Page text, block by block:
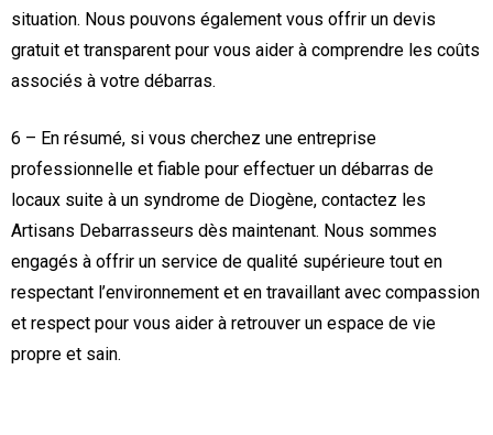
situation. Nous pouvons également vous offrir un devis
gratuit et transparent pour vous aider à comprendre les coûts
associés à votre débarras.
6 – En résumé, si vous cherchez une entreprise
professionnelle et fiable pour effectuer un débarras de
locaux suite à un syndrome de Diogène, contactez les
Artisans Debarrasseurs dès maintenant. Nous sommes
engagés à offrir un service de qualité supérieure tout en
respectant l’environnement et en travaillant avec compassion
et respect pour vous aider à retrouver un espace de vie
propre et sain.